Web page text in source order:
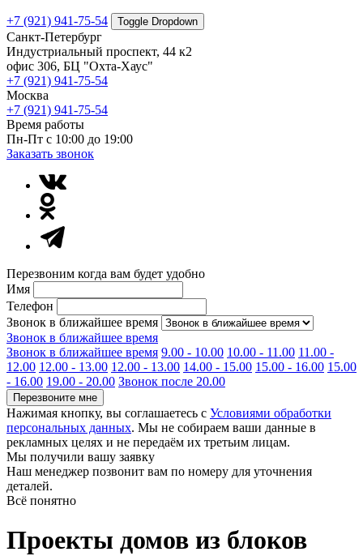
+7 (921) 941-75-54 Toggle Dropdown
Санкт-Петербург
Индустриальный проспект, 44 к2
офис 306, БЦ "Охта-Хаус"
+7 (921) 941-75-54
Москва
+7 (921) 941-75-54
Время работы
Пн-Пт с 10:00 до 19:00
Заказать звонок
Перезвоним когда вам будет удобно
Имя
Телефон
Звонок в ближайшее время
Звонок в ближайшее время
Звонок в ближайшее время 9.00 - 10.00 10.00 - 11.00 11.00 -
12.00 12.00 - 13.00 12.00 - 13.00 14.00 - 15.00 15.00 - 16.00 15.00
- 16.00 19.00 - 20.00 Звонок после 20.00
Перезвоните мне
Нажимая кнопку, вы соглашаетесь с Условиями обработки
персональных данных. Мы не собираем ваши данные в
рекламных целях и не передаём их третьим лицам.
Мы получили вашу заявку
Наш менеджер позвонит вам по номеру для уточнения
деталей.
Всё понятно
Проекты домов из блоков